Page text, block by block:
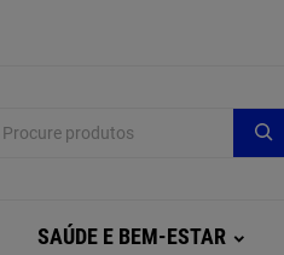
SAÚDE E BEM-ESTAR